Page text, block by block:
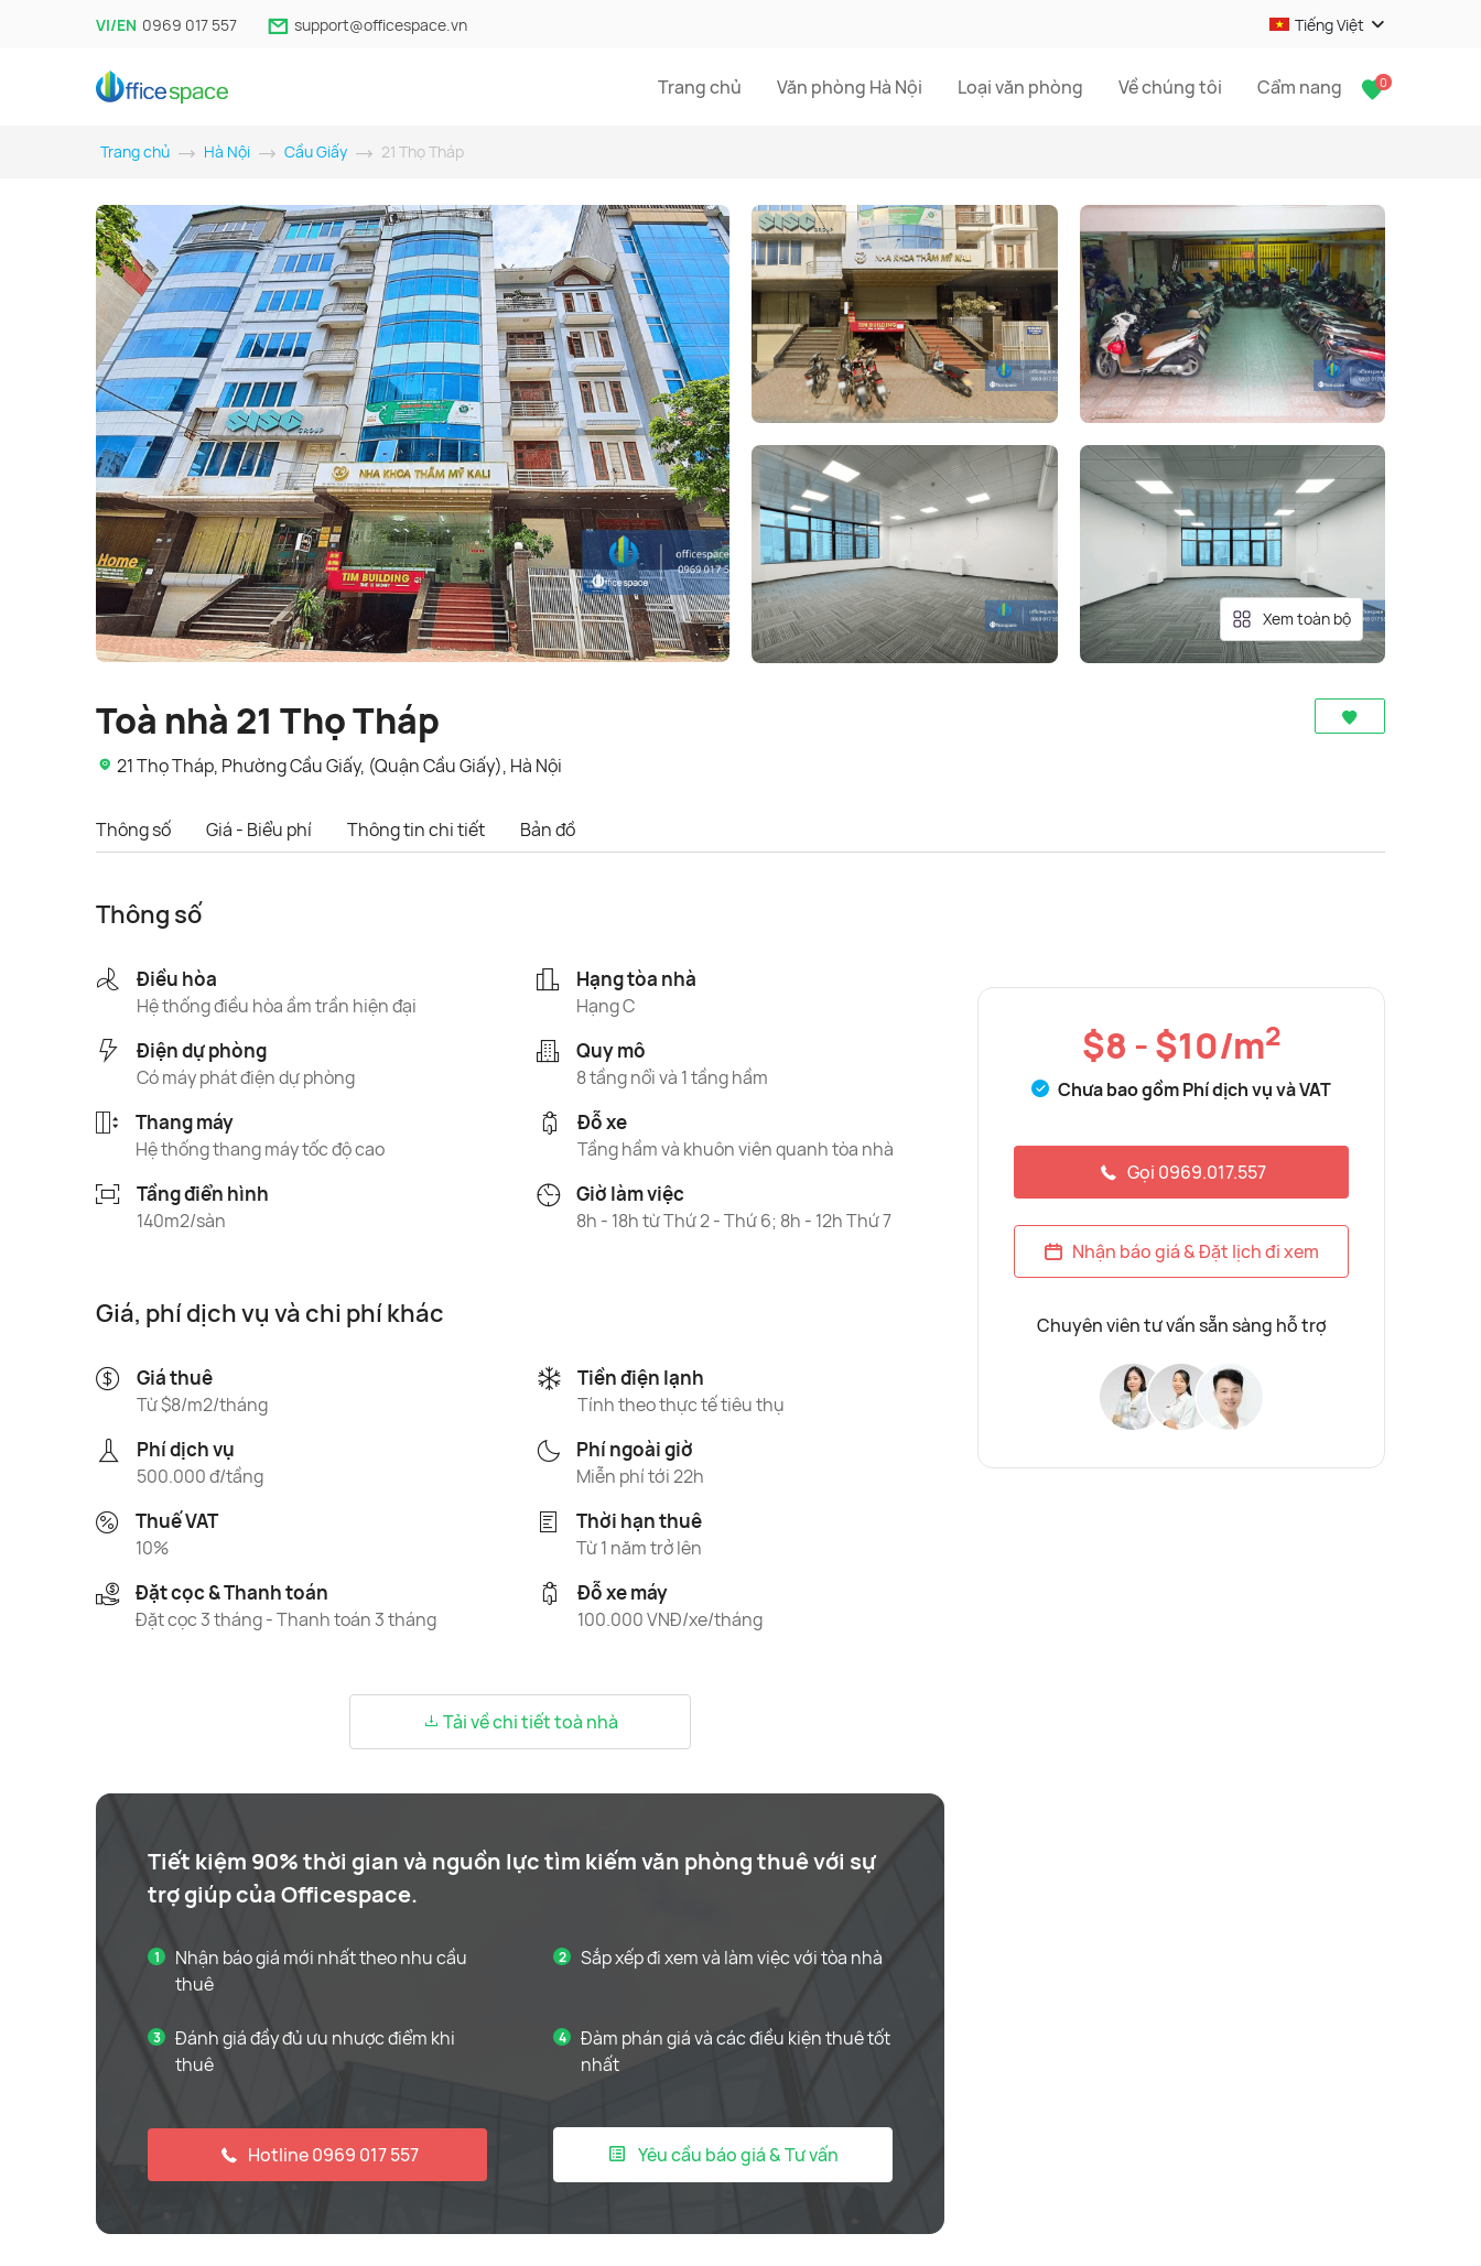
VI/EN 0969 017 557 support@officespace.vn Tiếng Việt
Trang chủ Văn phòng Hà Nội Loại văn phòng Về chúng tôi Cẩm nang 0
Trang chủ Hà Nội Cầu Giấy 21 Thọ Tháp
Xem toàn bộ
Toà nhà 21 Thọ Tháp
21 Thọ Tháp, Phường Cầu Giấy, (Quận Cầu Giấy), Hà Nội
Thông số Giá - Biểu phí Thông tin chi tiết Bản đồ
Thông số
Điều hòa
Hệ thống điều hòa ầm trần hiện đại
Hạng tòa nhà
Hạng C
Điện dự phòng
Có máy phát điện dự phòng
Quy mô
8 tầng nổi và 1 tầng hầm
Thang máy
Hệ thống thang máy tốc độ cao
Đỗ xe
Tầng hầm và khuôn viên quanh tòa nhà
Tầng điển hình
140m2/sàn
Giờ làm việc
8h - 18h từ Thứ 2 - Thứ 6; 8h - 12h Thứ 7
Giá, phí dịch vụ và chi phí khác
Giá thuê
Từ $8/m2/tháng
Tiền điện lạnh
Tính theo thực tế tiêu thụ
Phí dịch vụ
500.000 đ/tầng
Phí ngoài giờ
Miễn phí tới 22h
Thuế VAT
10%
Thời hạn thuê
Từ 1 năm trở lên
Đặt cọc & Thanh toán
Đặt cọc 3 tháng - Thanh toán 3 tháng
Đỗ xe máy
100.000 VNĐ/xe/tháng
Tải về chi tiết toà nhà
Tiết kiệm 90% thời gian và nguồn lực tìm kiếm văn phòng thuê với sự
trợ giúp của Officespace.
Nhận báo giá mới nhất theo nhu cầu
thuê
Sắp xếp đi xem và làm việc với tòa nhà
Đánh giá đầy đủ ưu nhược điểm khi
thuê
Đàm phán giá và các điều kiện thuê tốt
nhất
Hotline 0969 017 557 Yêu cầu báo giá & Tư vấn
$8 - $10/m2
Chưa bao gồm Phí dịch vụ và VAT
Gọi 0969.017.557
Nhận báo giá & Đặt lịch đi xem
Chuyên viên tư vấn sẵn sàng hỗ trợ